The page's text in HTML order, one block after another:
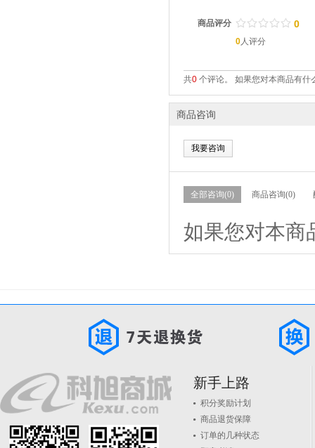
商品评分 / / / / /
. . . . . 0
0人评分
共0 个评论。 如果您对本商品有什
商品咨询
我要咨询
全部咨询(0) 商品咨询(0)
如果您对本商
新手上路
积分奖励计划
商品退货保障
订单的几种状态